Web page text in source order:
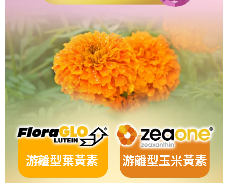
游離型葉黃素 游離型玉米黃素